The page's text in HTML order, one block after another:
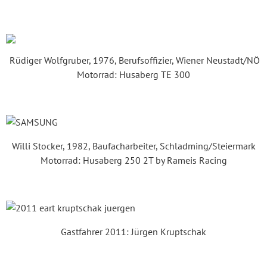
Rüdiger Wolfgruber, 1976, Berufsoffizier, Wiener Neustadt/NÖ
Motorrad: Husaberg TE 300
Willi Stocker, 1982, Baufacharbeiter, Schladming/Steiermark
Motorrad: Husaberg 250 2T by Rameis Racing
Gastfahrer 2011: Jürgen Kruptschak